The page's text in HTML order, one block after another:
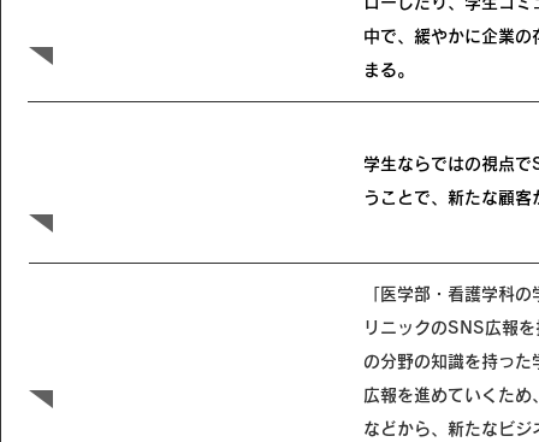
中で、緩やかに企業の
まる。
学生ならではの視点
うことで、新たな顧
「医学部・看護学科
リニックのSNS広報
の分野の知識を持っ
広報を進めていくた
などから、新たなビ